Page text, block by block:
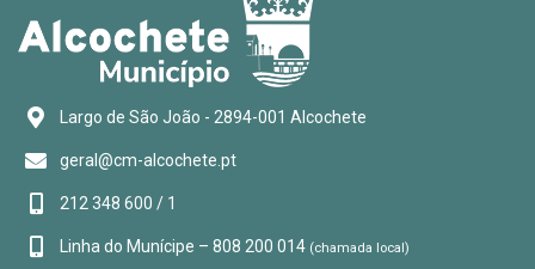
Largo de São João - 2894-001 Alcochete
geral@cm-alcochete.pt
212 348 600 / 1
Linha do Munícipe – 808 200 014 (chamada local)